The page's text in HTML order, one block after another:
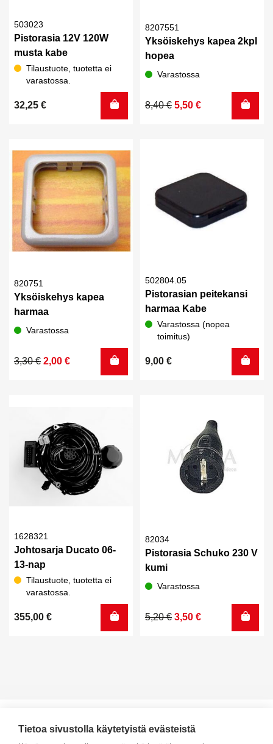
503023
Pistorasia 12V 120W
musta kabe
Tilaustuote, tuotetta ei
varastossa.
32,25 €
8207551
Yksöiskehys kapea 2kpl
hopea
Varastossa
8,40€
Alkuperäinen
5,50 €
Nykyinen
820751
Yksöiskehys kapea
harmaa
Varastossa
3,30€
Alkuperäinen
2,00 €
Nykyinen
502804.05
Pistorasian peitekansi
harmaa Kabe
Varastossa (nopea
toimitus)
9,00 €
1628321
Johtosarja Ducato 06-
13-nap
Tilaustuote, tuotetta ei
varastossa.
355,00 €
82034
Pistorasia Schuko 230 V
kumi
Varastossa
5,20€
Alkuperäinen
3,50 €
Nykyinen
Tietoa sivustolla käytetyistä evästeistä